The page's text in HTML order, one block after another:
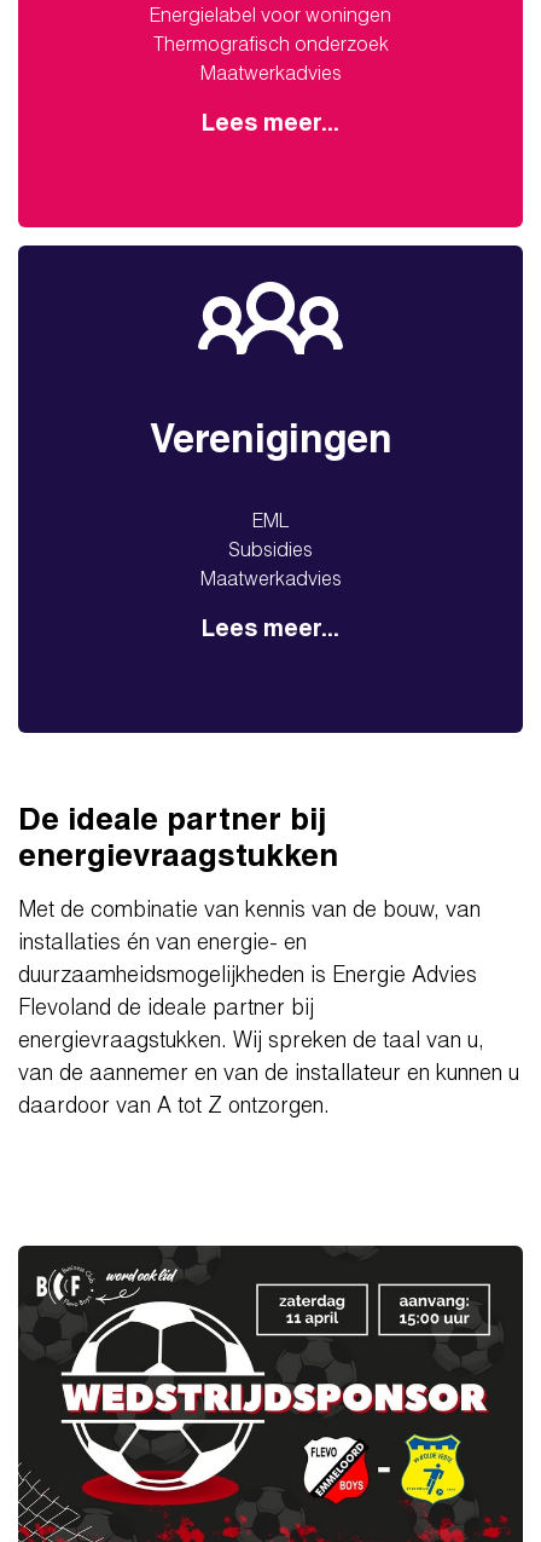
Energielabel voor woningen
Thermografisch onderzoek
Maatwerkadvies
Lees meer...
Verenigingen
EML
Subsidies
Maatwerkadvies
Lees meer...
De ideale partner bij
energievraagstukken
Met de combinatie van kennis van de bouw, van
installaties én van energie- en
duurzaamheidsmogelijkheden is Energie Advies
Flevoland de ideale partner bij
energievraagstukken. Wij spreken de taal van u,
van de aannemer en van de installateur en kunnen u
daardoor van A tot Z ontzorgen.